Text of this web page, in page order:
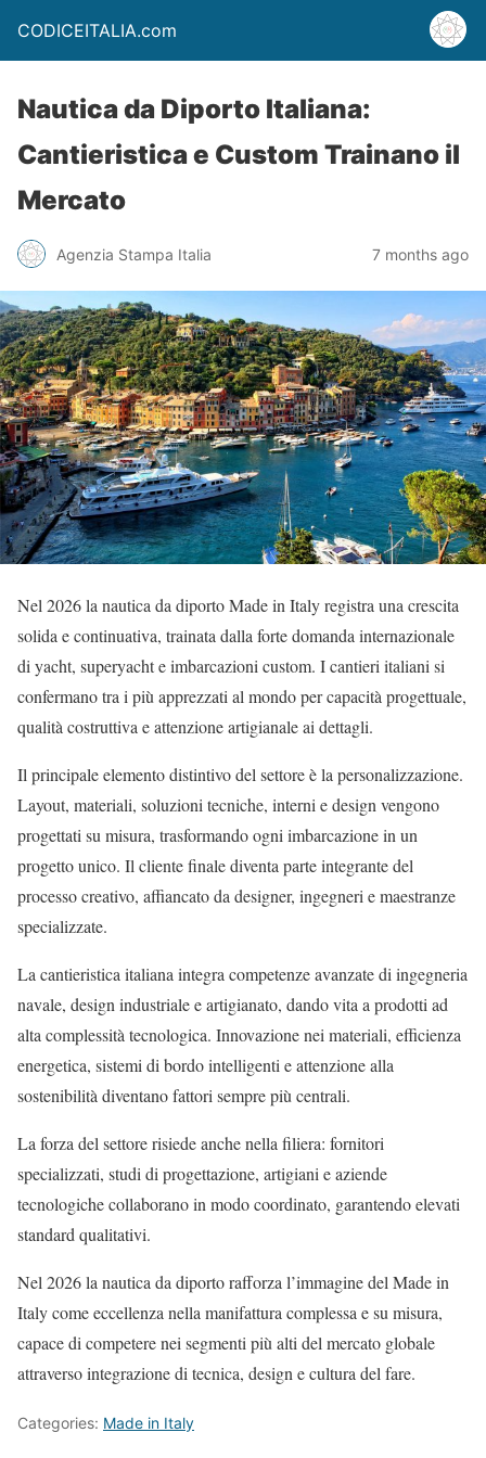
CODICEITALIA.com
Nautica da Diporto Italiana:
Cantieristica e Custom Trainano il
Mercato
Agenzia Stampa Italia 7 months ago
Nel 2026 la nautica da diporto Made in Italy registra una crescita
solida e continuativa, trainata dalla forte domanda internazionale
di yacht, superyacht e imbarcazioni custom. I cantieri italiani si
confermano tra i più apprezzati al mondo per capacità progettuale,
qualità costruttiva e attenzione artigianale ai dettagli.
Il principale elemento distintivo del settore è la personalizzazione.
Layout, materiali, soluzioni tecniche, interni e design vengono
progettati su misura, trasformando ogni imbarcazione in un
progetto unico. Il cliente finale diventa parte integrante del
processo creativo, affiancato da designer, ingegneri e maestranze
specializzate.
La cantieristica italiana integra competenze avanzate di ingegneria
navale, design industriale e artigianato, dando vita a prodotti ad
alta complessità tecnologica. Innovazione nei materiali, efficienza
energetica, sistemi di bordo intelligenti e attenzione alla
sostenibilità diventano fattori sempre più centrali.
La forza del settore risiede anche nella filiera: fornitori
specializzati, studi di progettazione, artigiani e aziende
tecnologiche collaborano in modo coordinato, garantendo elevati
standard qualitativi.
Nel 2026 la nautica da diporto rafforza l’immagine del Made in
Italy come eccellenza nella manifattura complessa e su misura,
capace di competere nei segmenti più alti del mercato globale
attraverso integrazione di tecnica, design e cultura del fare.
Categories: Made in Italy